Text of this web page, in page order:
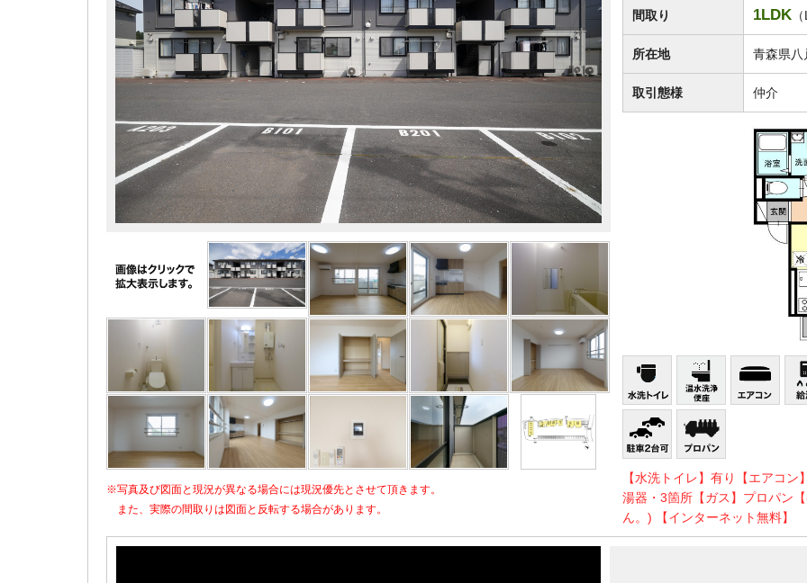
※写真及び図面と現況が異なる場合には現況優先とさせて頂きます。
また、実際の間取りは図面と反転する場合があります。
間取り 1LDK
所在地 青森県八
取引態様 仲介
【水洗トイレ】有り【エアコ
湯器・3箇所【ガス】プロパン
ん。) 【インターネット無料】